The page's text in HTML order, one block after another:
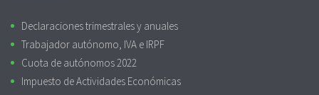
Declaraciones trimestrales y anuales
Trabajador autónomo, IVA e IRPF
Cuota de autónomos 2022
Impuesto de Actividades Económicas